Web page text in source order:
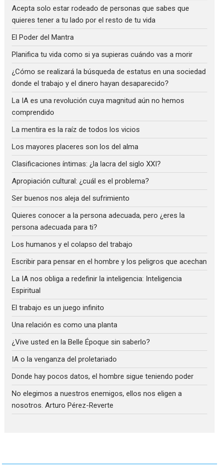
Acepta solo estar rodeado de personas que sabes que
quieres tener a tu lado por el resto de tu vida
El Poder del Mantra
Planifica tu vida como si ya supieras cuándo vas a morir
¿Cómo se realizará la búsqueda de estatus en una sociedad
donde el trabajo y el dinero hayan desaparecido?
La IA es una revolución cuya magnitud aún no hemos
comprendido
La mentira es la raíz de todos los vicios
Los mayores placeres son los del alma
Clasificaciones íntimas: ¿la lacra del siglo XXI?
Apropiación cultural: ¿cuál es el problema?
Ser buenos nos aleja del sufrimiento
Quieres conocer a la persona adecuada, pero ¿eres la
persona adecuada para ti?
Los humanos y el colapso del trabajo
Escribir para pensar en el hombre y los peligros que acechan
La IA nos obliga a redefinir la inteligencia: Inteligencia
Espiritual
El trabajo es un juego infinito
Una relación es como una planta
¿Vive usted en la Belle Époque sin saberlo?
IA o la venganza del proletariado
Donde hay pocos datos, el hombre sigue teniendo poder
No elegimos a nuestros enemigos, ellos nos eligen a
nosotros. Arturo Pérez-Reverte